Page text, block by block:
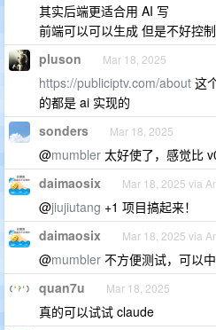
其实后端更适合用 AI 写
前端可以可以生成 但是不好控
pluson Mar 18, 2025
https://publiciptv.com/about 这
的都是 ai 实现的
sonders Mar 18, 2025
@mumbler 太好使了，感觉比
daimaosix Mar 18, 2025 via
@jiujiutang +1 项目搞起来！
daimaosix Mar 18, 2025 via
@mumbler 不方便测试，可以
quan7u Mar 18, 2025
真的可以试试 claude